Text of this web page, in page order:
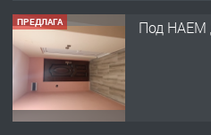
ПРЕДЛАГА Под НАЕМ